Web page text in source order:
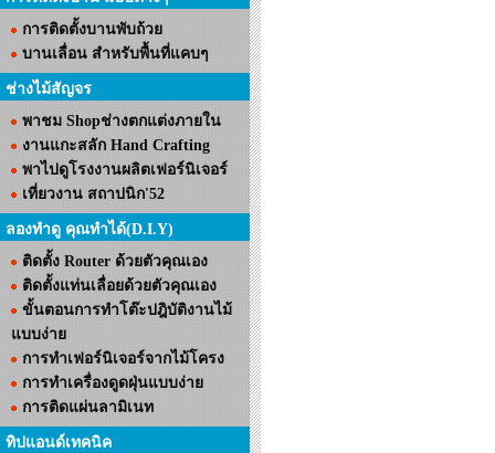
การติดตั้งบานพับถ้วย
บานเลื่อน สำหรับพื้นที่แคบๆ
ช่างไม้สัญจร
พาชม Shopช่างตกแต่งภายใน
งานแกะสลัก Hand Crafting
พาไปดูโรงงานผลิตเฟอร์นิเจอร์
เที่ยวงาน สถาปนิก'52
ลองทำดู คุณทำได้(D.I.Y)
ติดตั้ง Router ด้วยตัวคุณเอง
ติดตั้งแท่นเลื่อยด้วยตัวคุณเอง
ขั้นตอนการทำโต๊ะปฎิบัติงานไม้
แบบง่าย
การทำเฟอร์นิเจอร์จากไม้โครง
การทำเครื่องดูดฝุ่นแบบง่าย
การติดแผ่นลามิเนท
ทิปแอนด์เทคนิค